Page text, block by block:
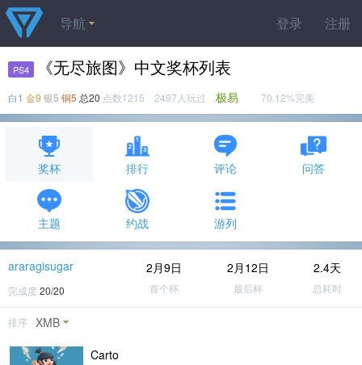
登录 注册
导航
PS4 《无尽旅图》中文奖杯列表
白1 金9 银5 铜5 总20 点数1215 2497人玩过 极易 70.12%完美
奖杯 排行 评论 问答
主题 约战 游列
araragisugar
完成度 20/20
2月9日
首个杯
2月12日
最后杯
2.4天
总耗时
排序 XMB
Carto